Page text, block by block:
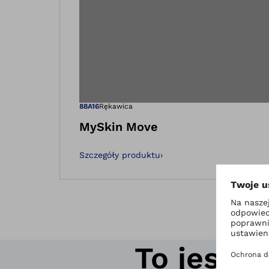
Otwiera
88A16Rękawica
MySkin Move
Szczegóły produktu›
To jest